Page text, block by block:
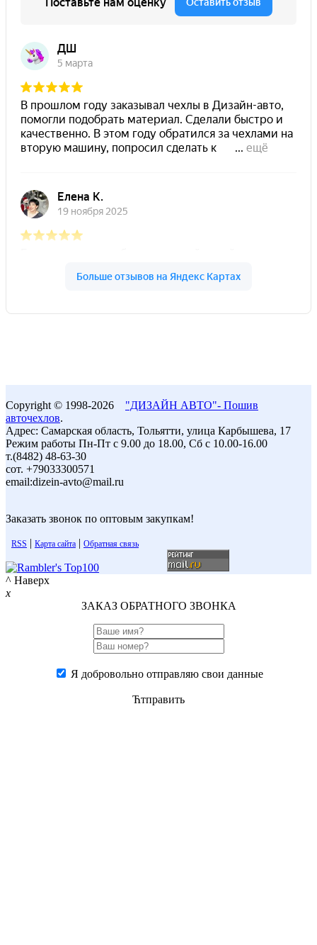
Copyright © 1998-2026 "ДИЗАЙН АВТО"- Пошив
авточехлов.
Адрес: Самарская область, Тольятти, улица Карбышева, 17
Режим работы Пн-Пт с 9.00 до 18.00, Сб с 10.00-16.00
т.(8482) 48-63-30
сот. +79033300571
email:dizein-avto@mail.ru
Заказать звонок по оптовым закупкам!
RSS | Карта сайта | Обратная связь
^ Наверх
x
ЗАКАЗ ОБРАТНОГО ЗВОНКА
Я добровольно отправляю свои данные
Ћтправить